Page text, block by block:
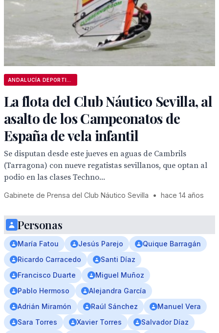
La flota del Club Náutico Sevilla, al
asalto de los Campeonatos de
España de vela infantil
Se disputan desde este jueves en aguas de Cambrils
(Tarragona) con nueve regatistas sevillanos, que optan al
podio en las clases Techno...
Gabinete de Prensa del Club Náutico Sevilla • hace 14 años
Personas
María Fatou Jesús Parejo
Quique Barragán
Ricardo Carracedo
Santi Díaz
Francisco Duarte
Miguel Muñoz
Pablo Hermoso
Alejandra García
Adrián Miramón
Raúl Sánchez
Manuel Vera
Sara Torres
Xavier Torres
Salvador Díaz